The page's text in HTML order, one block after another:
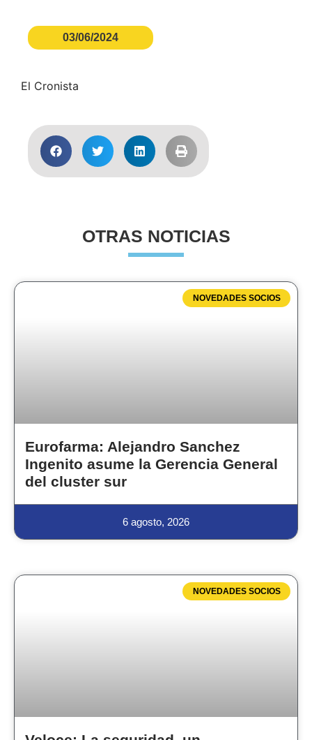
03/06/2024
El Cronista
OTRAS NOTICIAS
NOVEDADES SOCIOS
Eurofarma: Alejandro Sanchez
Ingenito asume la Gerencia General
del cluster sur
6 agosto, 2026
NOVEDADES SOCIOS